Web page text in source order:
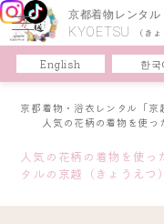
京都着物レンタル
KYOETSU (き
English 한국
京都着物・浴衣レンタル「京
人気の花柄の着物を使
人気の花柄の着物を使っ
タルの京越（きょうえつ）